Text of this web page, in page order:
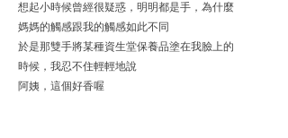
想起小時候曾經很疑惑，明明都是手，為什麼
媽媽的觸感跟我的觸感如此不同
於是那雙手將某種資生堂保養品塗在我臉上的
時候，我忍不住輕輕地說
阿姨，這個好香喔